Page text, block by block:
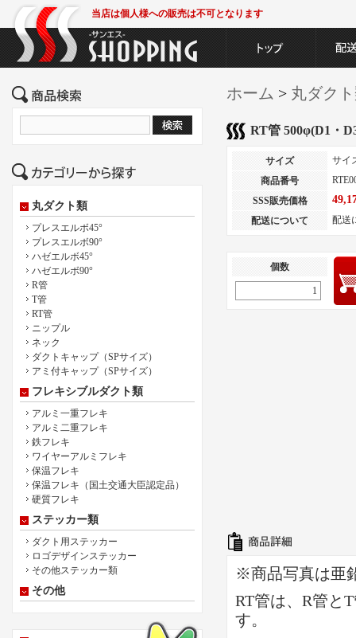
当店は個人様への販売は不可となります
丸ダクト類
プレスエルボ45°
プレスエルボ90°
ハゼエルボ45°
ハゼエルボ90°
R管
T管
RT管
ニップル
ネック
ダクトキャップ（SPサイズ）
アミ付キャップ（SPサイズ）
フレキシブルダクト類
アルミ一重フレキ
アルミ二重フレキ
鉄フレキ
ワイヤーアルミフレキ
保温フレキ
保温フレキ（国土交通大臣認定品）
硬質フレキ
ステッカー類
ダクト用ステッカー
ロゴデザインステッカー
その他ステッカー類
その他
ホーム > 丸ダク
RT管 500φ(D1・
サイズ
サイ
商品番号
SSS販売価格
配送について 配送
個数
※商品写真は亜
RT管は、R管と
す。